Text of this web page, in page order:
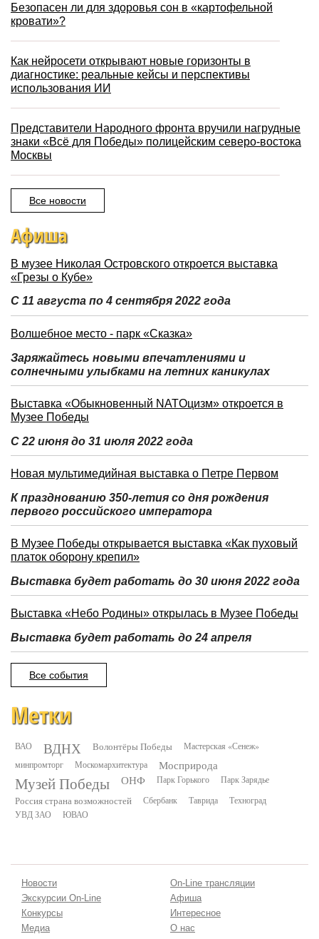
Безопасен ли для здоровья сон в «картофельной
кровати»?
Как нейросети открывают новые горизонты в
диагностике: реальные кейсы и перспективы
использования ИИ
Представители Народного фронта вручили нагрудные
знаки «Всё для Победы» полицейским северо-востока
Москвы
Все новости
Афиша
В музее Николая Островского откроется выставка
«Грезы о Кубе»
С 11 августа по 4 сентября 2022 года
Волшебное место - парк «Сказка»
Заряжайтесь новыми впечатлениями и
солнечными улыбками на летних каникулах
Выставка «Обыкновенный NATOцизм» откроется в
Музее Победы
С 22 июня до 31 июля 2022 года
Новая мультимедийная выставка о Петре Первом
К празднованию 350-летия со дня рождения
первого российского императора
В Музее Победы открывается выставка «Как пуховый
платок оборону крепил»
Выставка будет работать до 30 июня 2022 года
Выставка «Небо Родины» открылась в Музее Победы
Выставка будет работать до 24 апреля
Все события
Метки
ВАО ВДНХ Волонтёры Победы
Мастерская «Сенеж»
минпромторг
Москомархитектура Мосприрода
Музей Победы ОНФ Парк Горького Парк Зарядье
Россия страна возможностей Сбербанк Таврида
Техноград
УВД ЗАО
ЮВАО
Новости
On-Line трансляции
Экскурсии On-Line
Афиша
Конкурсы
Интересное
Медиа
О нас